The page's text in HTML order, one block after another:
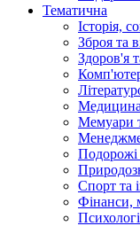
Тематична
Історія,
Зброя та
Здоров'я
Медицина
Мемуари
Подорожі
Спорт та
Фінанси,